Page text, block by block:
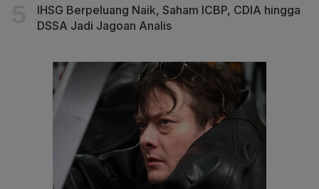
IHSG Berpeluang Naik, Saham ICBP, CDIA hingga
DSSA Jadi Jagoan Analis